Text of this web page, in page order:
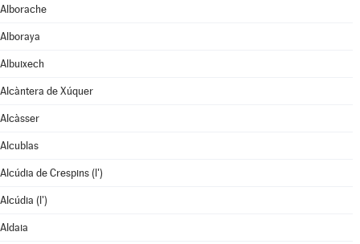
Alborache
Alboraya
Albuixech
Alcàntera de Xúquer
Alcàsser
Alcublas
Alcúdia de Crespins (l')
Alcúdia (l')
Aldaia